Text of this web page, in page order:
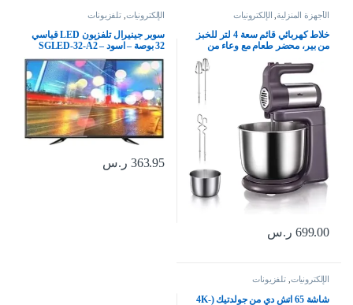
الأجهزة المنزلية, الإلكترونيات
خلاط كهربائي قائم سعة 4 لتر للخبز
من بير، محضر طعام مع وعاء من
الستانلس ستيل – خلاط محمول باليد
300 واط، 5 سرعات لخفق البيض
والعجين والكريمة للمطبخ والمنزل
699.00 ر.س
الإلكترونيات ,تلفزيونات
سوبر جينيرال تلفزيون LED قياسي
32 بوصة – اسود – SGLED-32-A2
363.95 ر.س
الإلكترونيات ,تلفزيونات
شاشة 65 اتش دي من جولدتيك (4K-